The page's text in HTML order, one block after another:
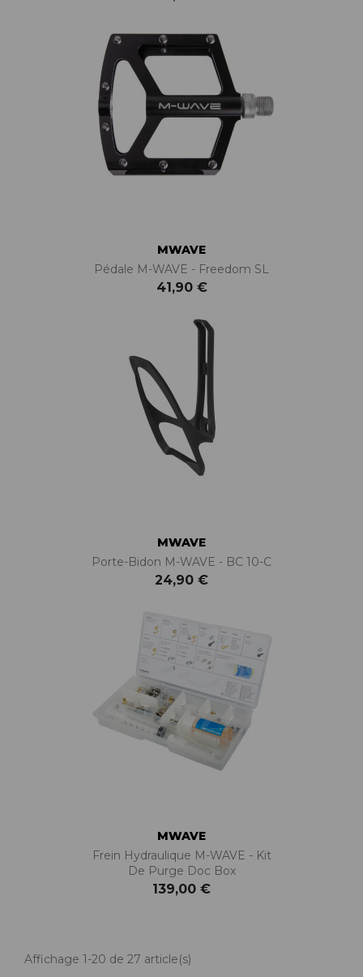
MWAVE
Pédale M-WAVE - Freedom SL
41,90 €
MWAVE
Porte-Bidon M-WAVE - BC 10-C
24,90 €
MWAVE
Frein Hydraulique M-WAVE - Kit
De Purge Doc Box
139,00 €
Affichage 1-20 de 27 article(s)